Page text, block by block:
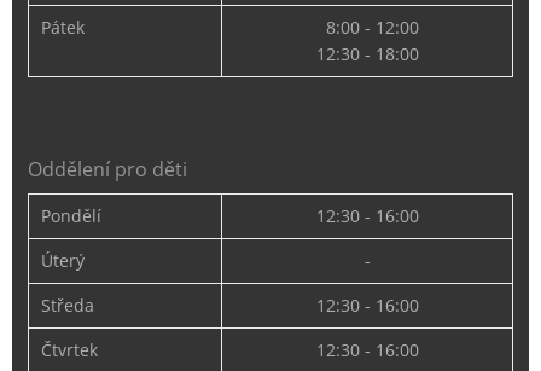
Pátek
8:00 - 12:00
12:30 - 18:00
Oddělení pro děti
Pondělí
12:30 - 16:00
Úterý
-
Středa
12:30 - 16:00
Čtvrtek
12:30 - 16:00